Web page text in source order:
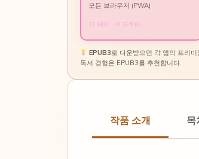
모든 브라우저 (PWA)
12 테마 · AI 도우미
EPUB3로 다운받으면 각 앱의 프리
독서 경험은 EPUB3를 추천합니다.
작품 소개 목